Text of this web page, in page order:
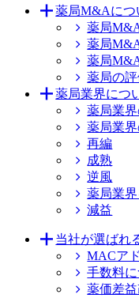
薬局M&Aにつ
薬局
薬局
薬局
薬局の
薬局業界につ
薬局業
薬局業
再編
成熟
逆風
薬局業
減益
当社が選ばれ
MACア
手数料
薬価差